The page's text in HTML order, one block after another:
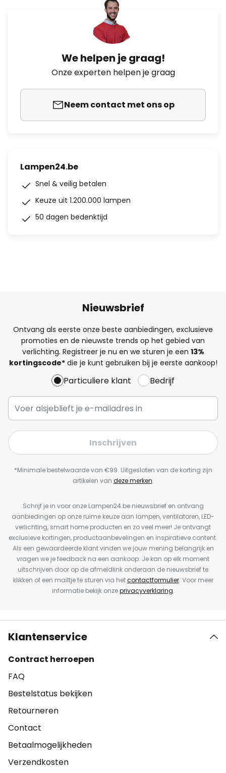
We helpen je graag!
Onze experten helpen je graag
Neem contact met ons op
Lampen24.be
Snel & veilig betalen
Keuze uit 1.200.000 lampen
50 dagen bedenktijd
Nieuwsbrief
Ontvang als eerste onze beste aanbiedingen, exclusieve
promoties en de nieuwste trends op het gebied van
verlichting. Registreer je nu en we sturen je een 13%
kortingscode*die je kunt gebruiken bij je eerste aankoop!
Particuliere klant Bedrijf
Inschrijven
*Minimale bestelwaarde van €99. Uitgesloten van de korting zijn
artikelen van deze merken.
Schrijf je in voor onze Lampen24.be nieuwsbrief en ontvang
aanbiedingen op onze ruime keuze aan lampen, ventilatoren, LED-
verlichting, smart home producten en zo veel meer! Je ontvangt
exclusieve kortingen, productaanbevelingen en inspiratieve content.
Als een gewaardeerde klant vinden we jouw mening belangrijk en
vragen we je feedback na een aankoop. Je kan op elk moment
uitschrijven door op de afmeldlink onderaan de nieuwsbrief te
klikken of een mailtje te sturen via hetcontactformulier. Voor meer
informatie bekijk onzeprivacyverklaring.
Klantenservice
Contract herroepen
FAQ
Bestelstatus bekijken
Retourneren
Contact
Betaalmogelijkheden
Verzendkosten